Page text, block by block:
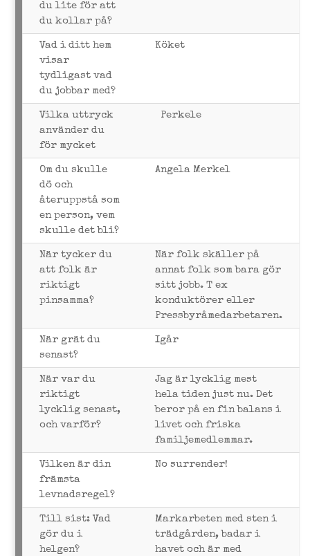
du lite för att
du kollar på?
Vad i ditt hem
visar
tydligast vad
du jobbar med?
Köket
Vilka uttryck
använder du
för mycket
Perkele
Om du skulle
dö och
återuppstå som
en person, vem
skulle det bli?
Angela Merkel
När tycker du
att folk är
riktigt
pinsamma?
När folk skäller på
annat folk som bara gör
sitt jobb. T ex
konduktörer eller
Pressbyråmedarbetaren.
När grät du
senast?
Igår
När var du
riktigt
lycklig senast,
och varför?
Jag är lycklig mest
hela tiden just nu. Det
beror på en fin balans i
livet och friska
familjemedlemmar.
Vilken är din
främsta
levnadsregel?
No surrender!
Till sist: Vad
gör du i
helgen?
Markarbeten med sten i
trädgården, badar i
havet och är med